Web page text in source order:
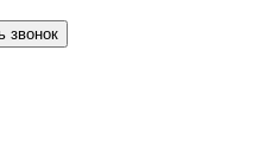
звонок